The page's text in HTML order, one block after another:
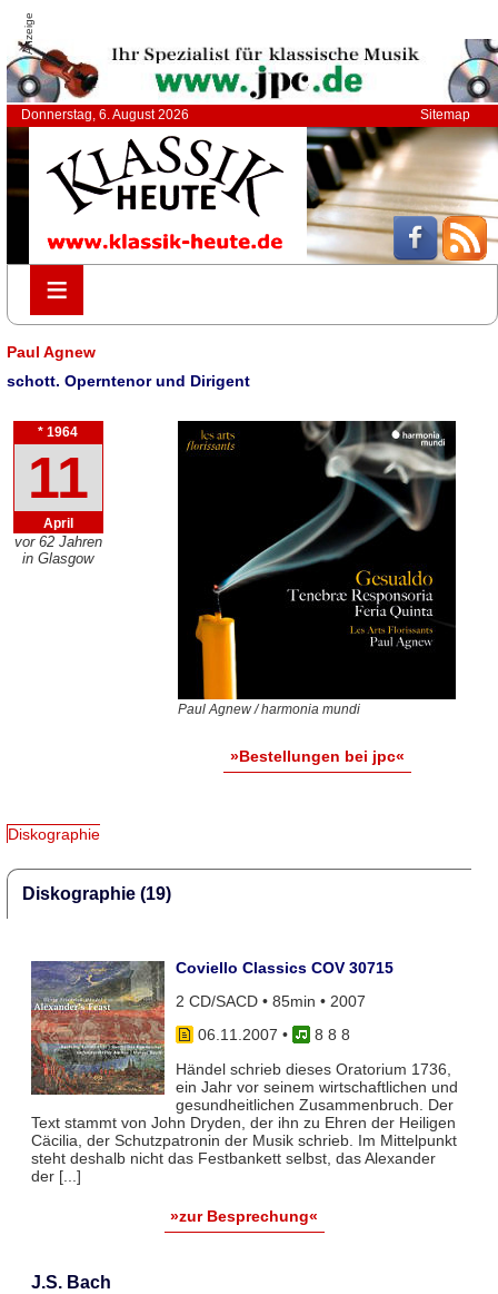
Anzeige
Donnerstag, 6. August 2026 Sitemap
≡
≡
Paul Agnew
schott. Operntenor und Dirigent
* 1964
11
April
vor 62 Jahren
in Glasgow
Paul Agnew / harmonia mundi
»Bestellungen bei jpc«
Diskographie
Diskographie (19)
Coviello Classics COV 30715
2 CD/SACD • 85min • 2007
06.11.2007 •
8 8 8
Händel schrieb dieses Oratorium 1736,
ein Jahr vor seinem wirtschaftlichen und
gesundheitlichen Zusammenbruch. Der
Text stammt von John Dryden, der ihn zu Ehren der Heiligen
Cäcilia, der Schutzpatronin der Musik schrieb. Im Mittelpunkt
steht deshalb nicht das Festbankett selbst, das Alexander
der [...]
»zur Besprechung«
J.S. Bach